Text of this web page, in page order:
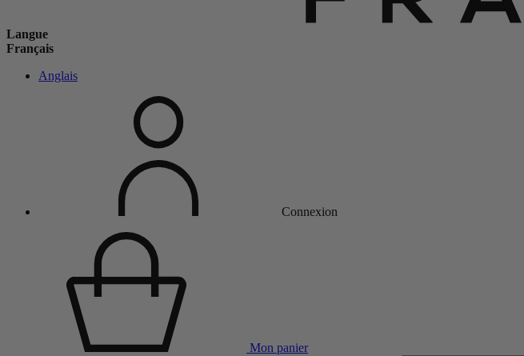
Langue
Français
Anglais
Connexion
Mon panier